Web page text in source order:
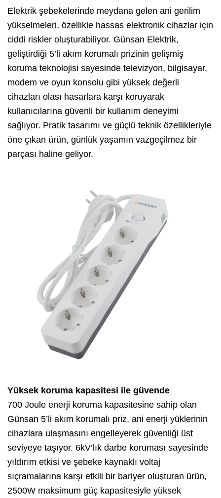
Elektrik şebekelerinde meydana gelen ani gerilim
yükselmeleri, özellikle hassas elektronik cihazlar için
ciddi riskler oluşturabiliyor. Günsan Elektrik,
geliştirdiği 5’li akım korumalı prizinin gelişmiş
koruma teknolojisi sayesinde televizyon, bilgisayar,
modem ve oyun konsolu gibi yüksek değerli
cihazları olası hasarlara karşı koruyarak
kullanıcılarına güvenli bir kullanım deneyimi
sağlıyor. Pratik tasarımı ve güçlü teknik özellikleriyle
öne çıkan ürün, günlük yaşamın vazgeçilmez bir
parçası haline geliyor.
Yüksek koruma kapasitesi ile güvende
700 Joule enerji koruma kapasitesine sahip olan
Günsan 5’li akım korumalı priz, ani enerji yüklerinin
cihazlara ulaşmasını engelleyerek güvenliği üst
seviyeye taşıyor. 6kV’lık darbe koruması sayesinde
yıldırım etkisi ve şebeke kaynaklı voltaj
sıçramalarına karşı etkili bir bariyer oluşturan ürün,
2500W maksimum güç kapasitesiyle yüksek